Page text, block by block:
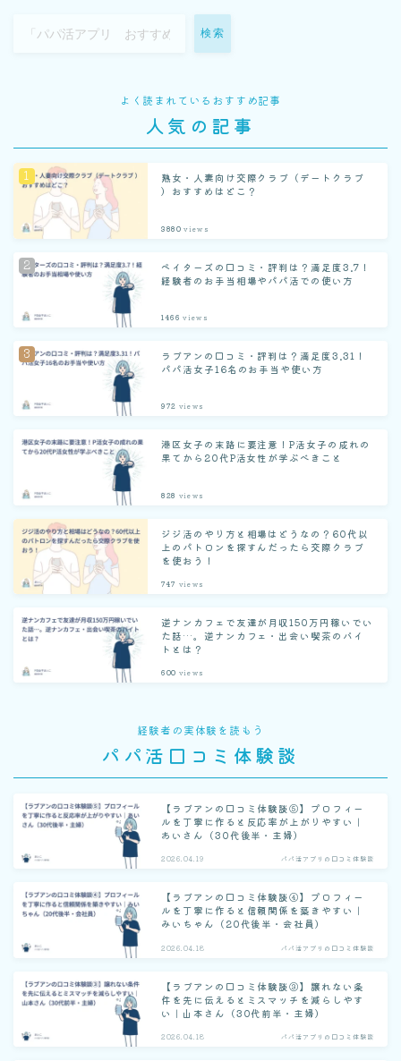
検索
よく読まれているおすすめ記事
人気の記事
熟女・人妻向け交際クラブ（デートクラブ
）おすすめはどこ？
3880 views
ペイターズの口コミ・評判は？満足度3.7！
経験者のお手当相場やパパ活での使い方
1466 views
ラブアンの口コミ・評判は？満足度3.31！
パパ活女子16名のお手当や使い方
972 views
港区女子の末路に要注意！P活女子の成れの
果てから20代P活女性が学ぶべきこと
828 views
ジジ活のやり方と相場はどうなの？60代以
上のパトロンを探すんだったら交際クラブ
を使おう！
747 views
逆ナンカフェで友達が月収150万円稼いでい
た話…。逆ナンカフェ・出会い喫茶のバイ
トとは？
600 views
経験者の実体験を読もう
パパ活口コミ体験談
【ラブアンの口コミ体験談⑤】プロフィー
ルを丁寧に作ると反応率が上がりやすい｜
あいさん（30代後半・主婦）
2026.04.19 パパ活アプリの口コミ体験談
【ラブアンの口コミ体験談④】プロフィー
ルを丁寧に作ると信頼関係を築きやすい｜
みいちゃん（20代後半・会社員）
2026.04.18 パパ活アプリの口コミ体験談
【ラブアンの口コミ体験談③】譲れない条
件を先に伝えるとミスマッチを減らしやす
い｜山本さん（30代前半・主婦）
2026.04.18 パパ活アプリの口コミ体験談